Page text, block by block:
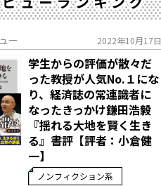
ー 2022年10月17日
学生からの評価が散々だ
った教授が人気No.１にな
り、経済誌の常連識者に
なったきっかけ――鎌田浩毅
『揺れる大地を賢く生き
る』書評【評者：小倉健
一】
ノンフィクション系